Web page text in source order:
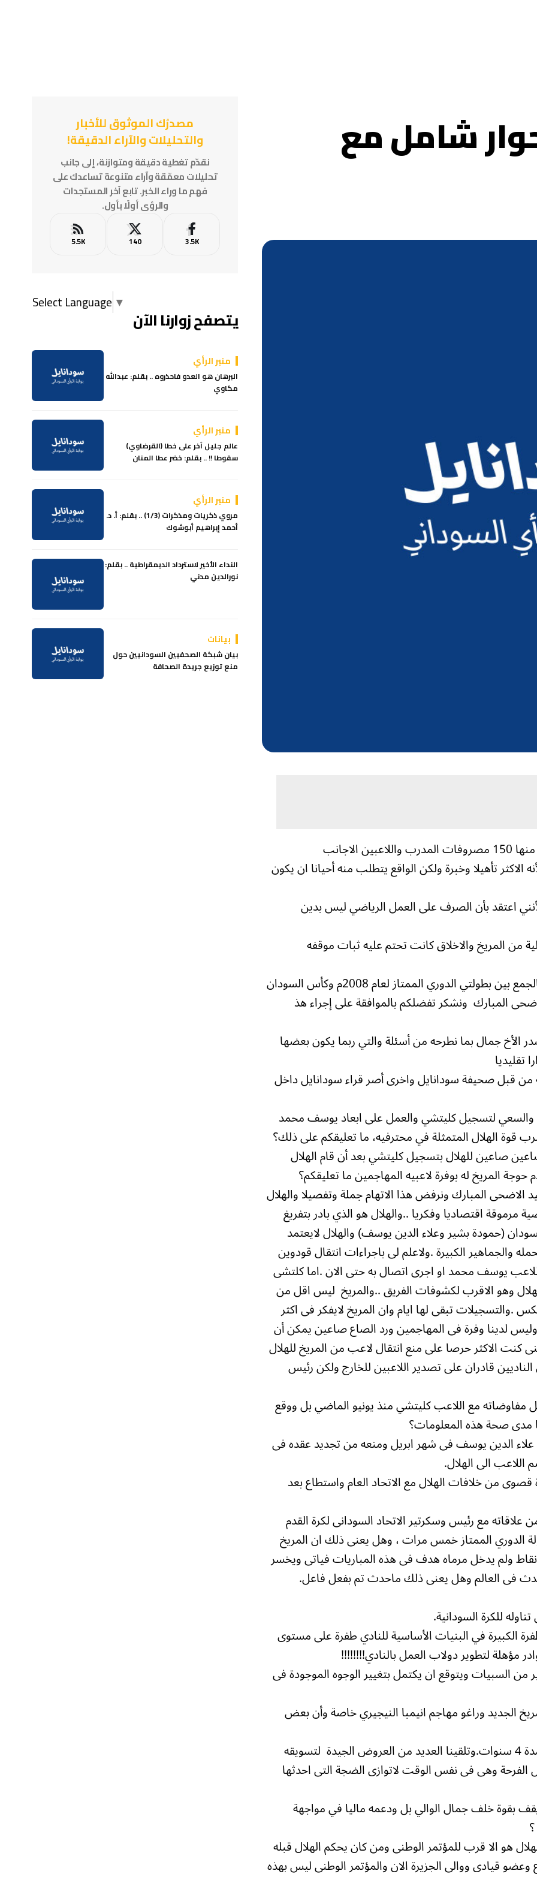
شامل مع
الاكثر تأهيلا وخبرة ولكن الواقع يتطلب منه أحيانا ان يكون
اعتقد بأن الصرف على العمل الرياضي ليس بدين
من المريخ والاخلاق كانت تحتم عليه ثبات موقفه
الاخ الكريم جمال الوالي في البدء نهنئكم بالجمع بين بطولتي الدوري الممتاز لعام 2008م وكأس السودان
المبارك ونشكر تفضلكم بالموافقة على إجراء هذ
جمال بما نطرحه من أسئلة والتي ربما يكون بعضها
تقليديا
قبل صحيفة سودانايل واخرى أصر قراء سودانايل داخل
والسعي لتسجيل كليتشي والعمل على ابعاد يوسف محمد
الهلال المتمثلة في محترفيه، ما تعليقكم على ذلك؟
صاعين للهلال بتسجيل كليتشي بعد أن قام الهلال
المريخ له بوفرة لاعبيه المهاجمين ما تعليقكم؟
الاضحى المبارك ونرفض هذا الاتهام جملة وتفصيلا والهلال
اقتصاديا وفكريا ..والهلال هو الذي بادر بتفريغ
(حمودة بشير وعلاء الدين يوسف) والهلال لايعتمد
والجماهير الكبيرة .ولاعلم لى باجراءات انتقال قودوين
يوسف محمد او اجرى اتصال به حتى الان .اما كلتشى
وهو الاقرب لكشوفات الفريق ..والمريخ ليس اقل من
تبقى لها ايام وان المريخ لايفكر فى اكثر
وليس لدينا وفرة فى المهاجمين ورد الصاع صاعين يمكن أن
كنت الاكثر حرصا على منع انتقال لاعب من المريخ للهلال
قادران على تصدير اللاعبين للخارج ولكن رئيس
مفاوضاته مع اللاعب كليتشي منذ يونيو الماضي بل ووقع
مدى صحة هذه المعلومات؟
علاء الدين يوسف فى شهر ابريل ومنعه من تجديد عقده فى
الى الهلال.
من خلافات الهلال مع الاتحاد العام واستطاع بعد
مع رئيس وسكرتير الاتحاد السودانى لكرة القدم
الدوري الممتاز خمس مرات ، وهل يعنى ذلك ان المريخ
اكمل الدوره الاولى متصدرا بفارق 7 نقاط ولم يدخل مرماه هدف فى هذه المباريات فياتى ويخسر
للكرة السودانية.
الكبيرة في البنيات الأساسية للنادي طفرة على مستوى
مؤهلة لتطوير دولاب العمل بالنادي!!!!!!!!
من السبيات ويتوقع ان يكتمل بتغيير الوجوه الموجودة فى
الجديد وراغو مهاجم انيمبا النيجيري خاصة وأن بعض
– مليونان وستمائمة الف جنيه (2600) لمدة 4 سنوات.وتلقينا العديد من العروض الجيدة لتسويقه
الفرحة وهى فى نفس الوقت لاتوازى الضجة التى احدثها
بقوة خلف جمال الوالي بل ودعمه ماليا في مواجهة
هو الا قرب للمؤتمر الوطنى ومن كان يحكم الهلال قبله
وعضو قيادى ووالى الجزيرة الان والمؤتمر الوطنى ليس بهذه
مصدرُك الموثوق للأخبار
والتحليلات والآراء الدقيقة!
نقدّم تغطية دقيقة ومتوازنة، إلى جانب
تحليلات معمّقة وآراء متنوعة تساعدك على
فهم ما وراء الخبر. تابع آخر المستجدات
والرؤى أولًا بأول.
3.5K
140
5.5K
Select Language ▼
يتصفح زوارنا الآن
منبر الرأي
البرهان هو العدو فاحذروه .. بقلم: عبدالله
مكاوي
منبر الرأي
عالم جليل آخر على خطا (القرضاوي)
سقوطا !! .. بقلم: خضر عطا المنان
منبر الرأي
مروي ذكريات ومذكرات (1/3) .. بقلم: أ. د.
أحمد إبراهيم أبوشوك
النداء الأخير لاسترداد الديمقراطية .. بقلم:
نورالدين مدني
بيانات
بيان شبكة الصحفيين السودانيين حول
منع توزيع جريدة الصحافة